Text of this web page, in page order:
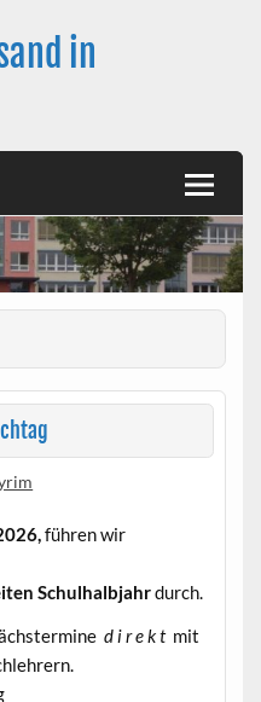
in
führen wir
Schulhalbjahrdurch.
d i r e k t mit